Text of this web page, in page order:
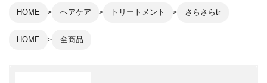
HOME ヘアケア トリートメント さらさらtr
HOME 全商品